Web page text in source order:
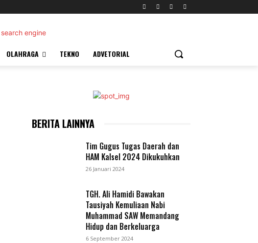
OLAHRAGA TEKNO ADVETORIAL
BERITA LAINNYA
Tim Gugus Tugas Daerah dan
HAM Kalsel 2024 Dikukuhkan
26 Januari 2024
TGH. Ali Hamidi Bawakan
Tausiyah Kemuliaan Nabi
Muhammad SAW Memandang
Hidup dan Berkeluarga
6 September 2024